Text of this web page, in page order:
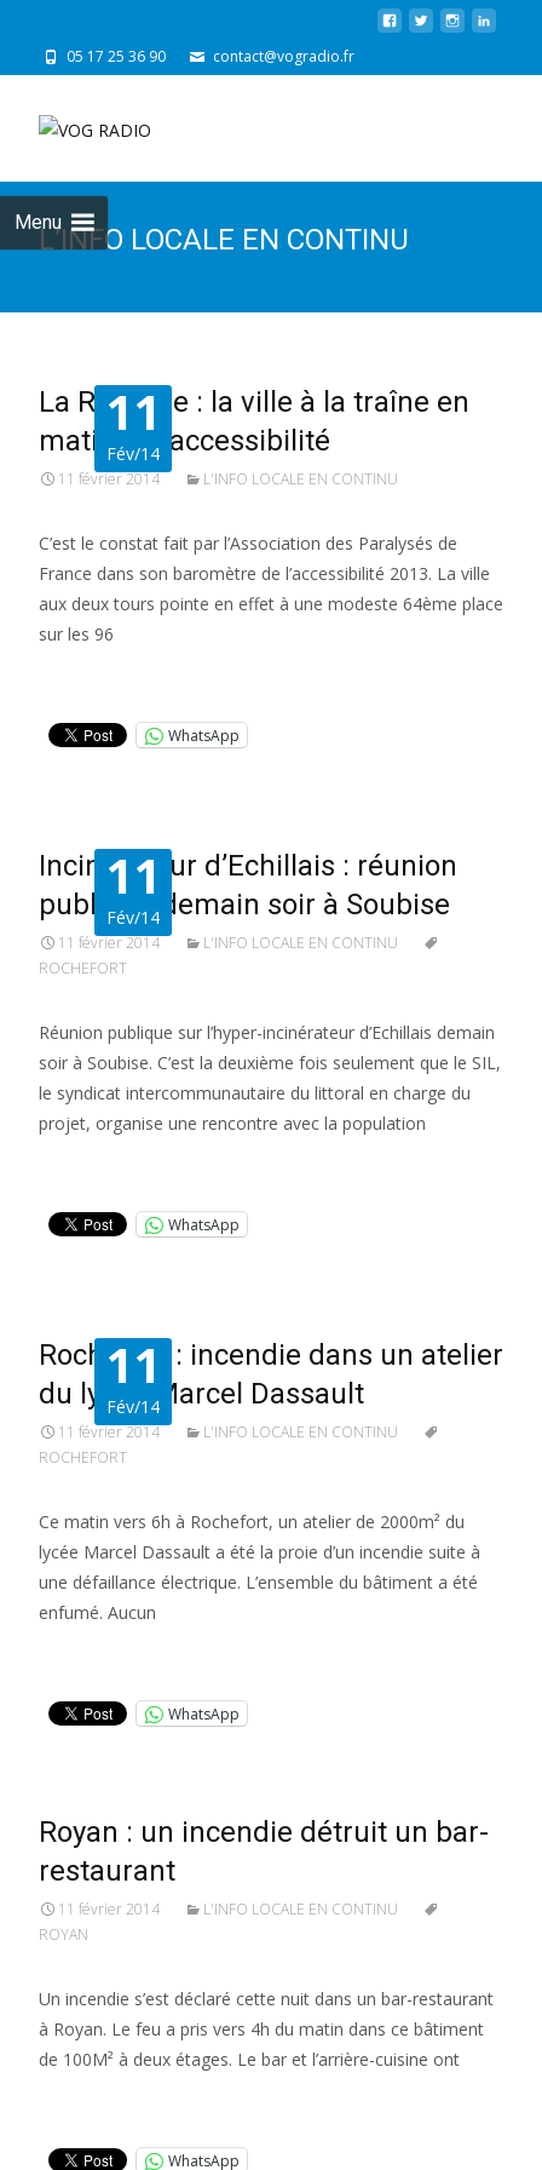
05 17 25 36 90 contact@vogradio.fr
Menu
L’INFO LOCALE EN CONTINU
11
Fév/14
La Rochelle : la ville à la traîne en
matière d’accessibilité
11 février 2014 L'INFO LOCALE EN CONTINU
C’est le constat fait par l’Association des Paralysés de
France dans son baromètre de l’accessibilité 2013. La ville
aux deux tours pointe en effet à une modeste 64ème place
sur les 96
WhatsApp
11
Fév/14
Incinérateur d’Echillais : réunion
publique demain soir à Soubise
11 février 2014
L'INFO LOCALE EN CONTINU
ROCHEFORT
Réunion publique sur l’hyper-incinérateur d’Echillais demain
soir à Soubise. C’est la deuxième fois seulement que le SIL,
le syndicat intercommunautaire du littoral en charge du
projet, organise une rencontre avec la population
WhatsApp
11
Fév/14
Rochefort : incendie dans un atelier
du lycée Marcel Dassault
11 février 2014
L'INFO LOCALE EN CONTINU
ROCHEFORT
Ce matin vers 6h à Rochefort, un atelier de 2000m² du
lycée Marcel Dassault a été la proie d’un incendie suite à
une défaillance électrique. L’ensemble du bâtiment a été
enfumé. Aucun
WhatsApp
Royan : un incendie détruit un bar-
restaurant
11 février 2014
L'INFO LOCALE EN CONTINU
ROYAN
Un incendie s’est déclaré cette nuit dans un bar-restaurant
à Royan. Le feu a pris vers 4h du matin dans ce bâtiment
de 100M² à deux étages. Le bar et l’arrière-cuisine ont
WhatsApp